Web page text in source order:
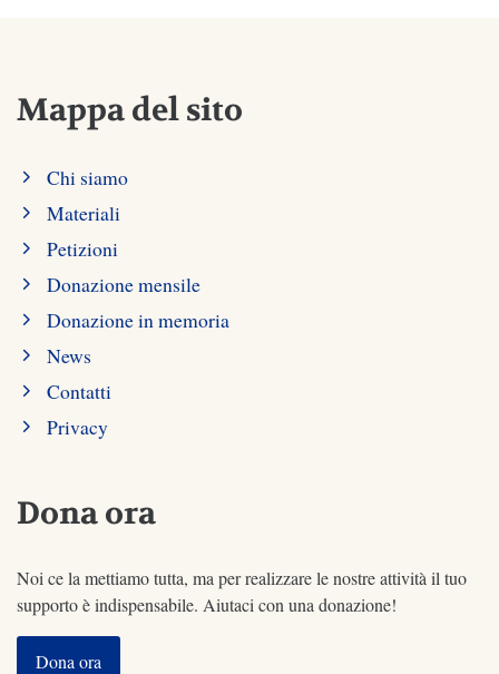
Mappa del sito
Chi siamo
Materiali
Petizioni
Donazione mensile
Donazione in memoria
News
Contatti
Privacy
Dona ora
Noi ce la mettiamo tutta, ma per realizzare le nostre attività il tuo
supporto è indispensabile. Aiutaci con una donazione!
Dona ora